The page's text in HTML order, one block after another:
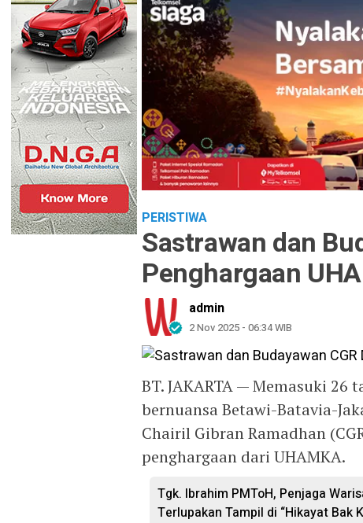
PERISTIWA
Sastrawan dan
Penghargaan
admin
2 Nov 2025 - 06:34 WIB
BT. JAKARTA — Memasuki
bernuansa Betawi-Batavia-
Chairil Gibran Ramadhan
penghargaan dari UHAMKA.
Tgk. Ibrahim PMToH, Penjaga
Terlupakan Tampil di “Hikayat Bak